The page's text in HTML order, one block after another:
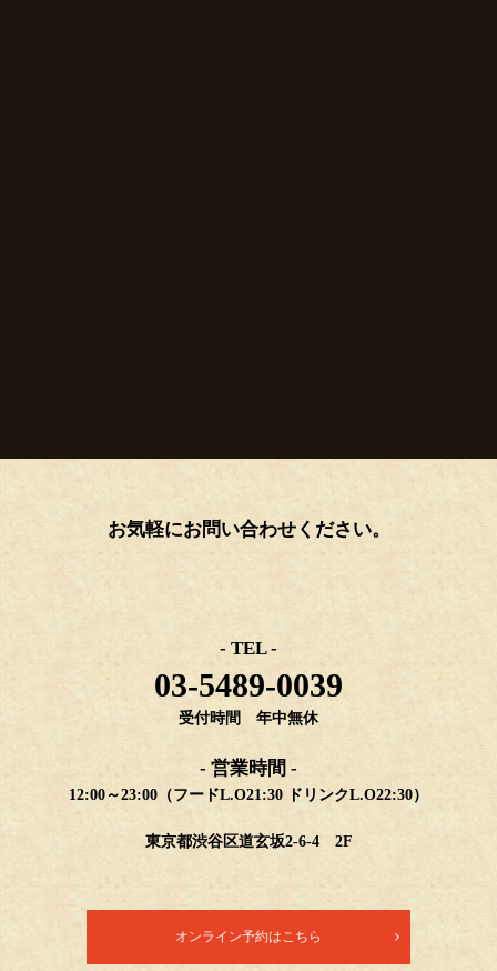
お気軽にお問い合わせください。
- TEL -
03-5489-0039
受付時間 年中無休
- 営業時間 -
12:00～23:00（フードL.O21:30 ドリンクL.O22:30）
東京都渋谷区道玄坂2-6-4 2F
オンライン予約はこちら